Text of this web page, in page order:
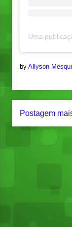
by Allyson
Postagem